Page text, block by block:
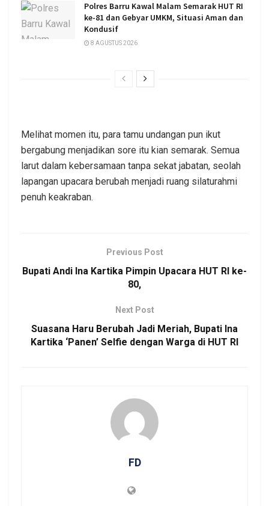
Polres Barru Kawal Malam Semarak HUT RI
ke-81 dan Gebyar UMKM, Situasi Aman dan
Kondusif
8 AGUSTUS 2026
Melihat momen itu, para tamu undangan pun ikut
bergabung menjadikan sore itu kian semarak. Semua
larut dalam kebersamaan tanpa sekat jabatan, seolah
lapangan upacara berubah menjadi ruang silaturahmi
penuh keakraban.
Previous Post
Bupati Andi Ina Kartika Pimpin Upacara HUT RI ke-
80,
Next Post
Suasana Haru Berubah Jadi Meriah, Bupati Ina
Kartika ‘Panen’ Selfie dengan Warga di HUT RI
FD